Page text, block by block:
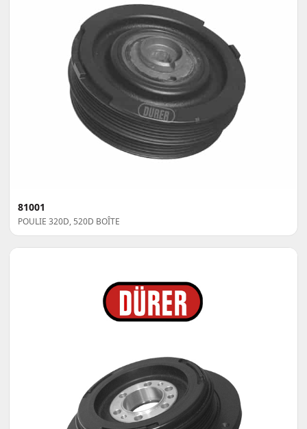
81001
POULIE 320D, 520D BOÎTE